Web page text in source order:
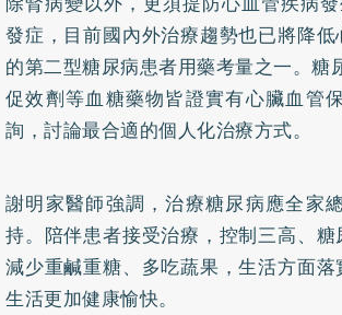
發症，目前國內外治療趨勢也已將降
的第二型糖尿病患者用藥考量之一。糖
促效劑等血糖藥物皆證實有心臟血管
詢，討論最合適的個人化治療方式。
謝明家醫師強調，治療糖尿病應全家
持。陪伴患者接受治療，控制三高、
減少重鹹重糖、多吃蔬果，生活方面落
生活更加健康愉快。